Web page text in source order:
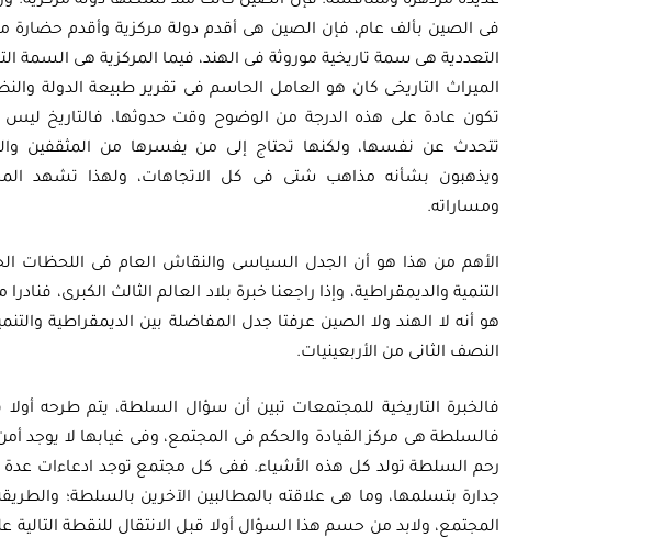
فى الصين بألف عام، فإن الصين هى أقدم دولة مركزية وأقدم حضارة
التعددية هى سمة تاريخية موروثة فى الهند، فيما المركزية هى السمة
الميراث التاريخى كان هو العامل الحاسم فى تقرير طبيعة الدولة
تكون عادة على هذه الدرجة من الوضوح وقت حدوثها، فالتاريخ ليس
تتحدث عن نفسها، ولكنها تحتاج إلى من يفسرها من المثقفين
ويذهبون بشأنه مذاهب شتى فى كل الاتجاهات، ولهذا تشهد
ومساراته.
الأهم من هذا هو أن الجدل السياسى والنقاش العام فى اللحظات
التنمية والديمقراطية، وإذا راجعنا خبرة بلاد العالم الثالث الكبرى،
هو أنه لا الهند ولا الصين عرفتا جدل المفاضلة بين الديمقراطية
النصف الثانى من الأربعينيات.
فالخبرة التاريخية للمجتمعات تبين أن سؤال السلطة، يتم طرحه
فالسلطة هى مركز القيادة والحكم فى المجتمع، وفى غيابها لا يوجد
رحم السلطة تولد كل هذه الأشياء. ففى كل مجتمع توجد ادعاءات عدة
جدارة بتسلمها، وما هى علاقته بالمطالبين الآخرين بالسلطة؛
المجتمع، ولابد من حسم هذا السؤال أولا قبل الانتقال للنقطة
Add To Cart